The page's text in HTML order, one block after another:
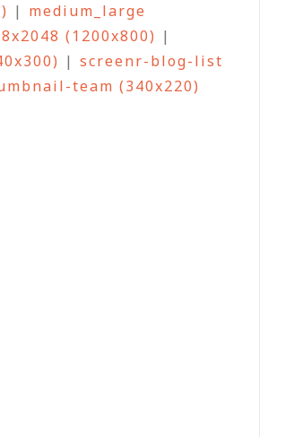
| medium_large
(1200x800) |
| screenr-blog-list
team (340x220)